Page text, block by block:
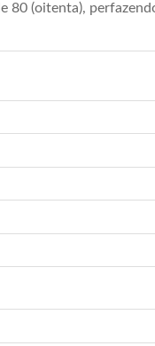
80 (oitenta),